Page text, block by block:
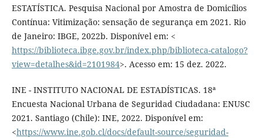
ESTATÍSTICA. Pesquisa Nacional por Amostra de Domicílios
Contínua: Vitimização: sensação de segurança em 2021. Rio
de Janeiro: IBGE, 2022b. Disponível em: <
https://biblioteca.ibge.gov.br/index.php/biblioteca-catalogo?
view=detalhes&id=2101984>. Acesso em: 15 dez. 2022.
INE - INSTITUTO NACIONAL DE ESTADÍSTICAS. 18ª
Encuesta Nacional Urbana de Seguridad Ciudadana: ENUSC
2021. Santiago (Chile): INE, 2022. Disponível em:
<https://www.ine.gob.cl/docs/default-source/seguridad-